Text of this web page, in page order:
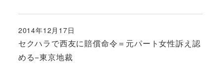
セクハラで西友に賠償命令＝元パート女性訴え認
める−東京地裁
投稿日
2014年12月17日